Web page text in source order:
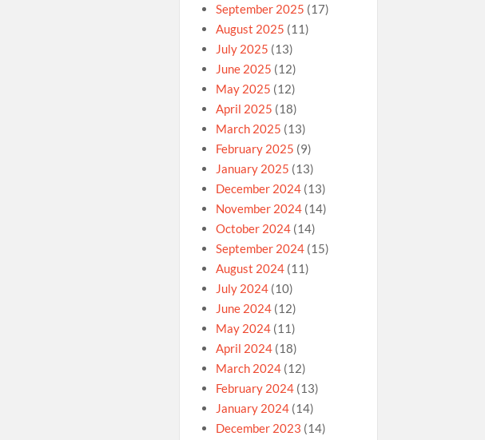
September 2025 (17)
August 2025 (11)
July 2025 (13)
June 2025 (12)
May 2025 (12)
April 2025 (18)
March 2025 (13)
February 2025 (9)
January 2025 (13)
December 2024(13)
November 2024(14)
October 2024(14)
September 2024(15)
August 2024(11)
July 2024(10)
June 2024(12)
May 2024(11)
April 2024(18)
March 2024(12)
February 2024(13)
January 2024(14)
December 2023 (14)